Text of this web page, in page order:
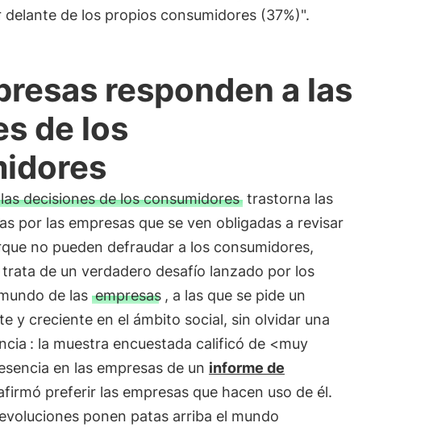
de los propios consumidores (37%)".
responden a las
de los
decisiones de los consumidorestrastorna las
por las empresas que se ven obligadas a revisar
no pueden defraudar a los consumidores,
trata de un verdadero desafío lanzado por los
de las empresas , a las que se pide un
y creciente en el ámbito social, sin olvidar una
: la muestra encuestada calificó de <muy
en las empresas de un informe de
preferir las empresas que hacen uso de él.
ponen patas arriba el mundo